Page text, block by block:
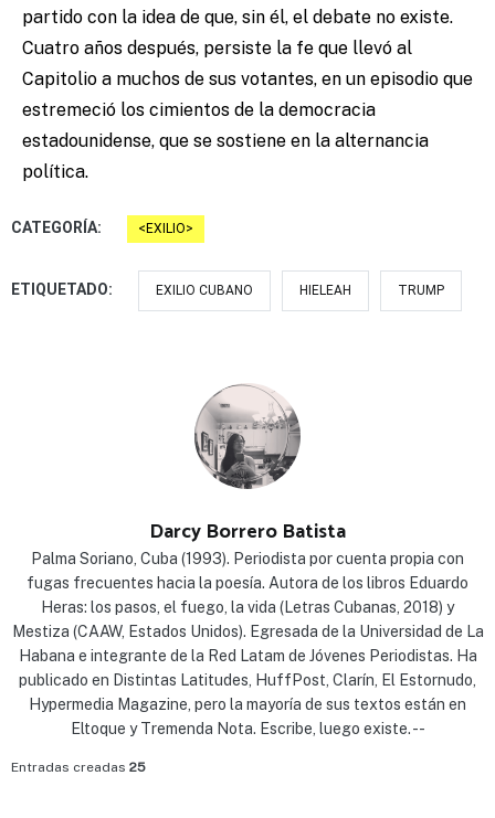
partido con la idea de que, sin él, el debate no existe.
Cuatro años después, persiste la fe que llevó al
Capitolio a muchos de sus votantes, en un episodio que
estremeció los cimientos de la democracia
estadounidense, que se sostiene en la alternancia
política.
CATEGORÍA: EXILIO
ETIQUETADO: EXILIO CUBANO HIELEAH TRUMP
Darcy Borrero Batista
Palma Soriano, Cuba (1993). Periodista por cuenta propia con
fugas frecuentes hacia la poesía. Autora de los libros Eduardo
Heras: los pasos, el fuego, la vida (Letras Cubanas, 2018) y
Mestiza (CAAW, Estados Unidos). Egresada de la Universidad de La
Habana e integrante de la Red Latam de Jóvenes Periodistas. Ha
publicado en Distintas Latitudes, HuffPost, Clarín, El Estornudo,
Hypermedia Magazine, pero la mayoría de sus textos están en
Eltoque y Tremenda Nota. Escribe, luego existe. --
Entradas creadas 25